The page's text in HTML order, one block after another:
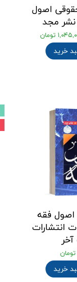
اصول
نشر مجد
تومان
خرید
فقه
انتشارات
خرید